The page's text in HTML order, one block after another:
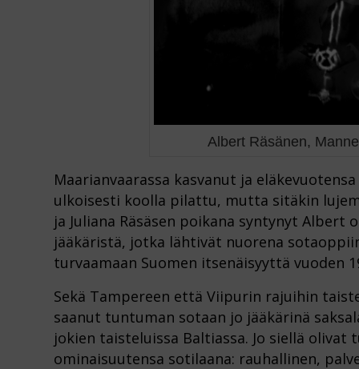
Albert Räsänen,
Maarianvaarassa kasvanut ja
ulkoisesti koolla pilattu, mutta sitäkin
ja Juliana Räsäsen poikana syntynyt Albert
jääkäristä, jotka lähtivät nuorena
turvaamaan Suomen itsenäisyyttä vuoden
Sekä Tampereen että Viipurin rajuihin
saanut tuntuman sotaan jo jääkärinä
jokien taisteluissa Baltiassa. Jo siellä
ominaisuutensa sotilaana: rauhallinen,